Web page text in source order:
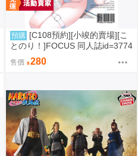
預購 [C108預約][小竣的賣場][こ
とのり！]FOCUS 同人誌id=3774
售價 280